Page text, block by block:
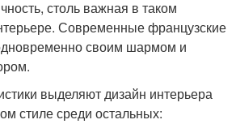
столь важная в таком
Современные французские
своим шармом и
выделяют дизайн интерьера
стиле среди остальных: